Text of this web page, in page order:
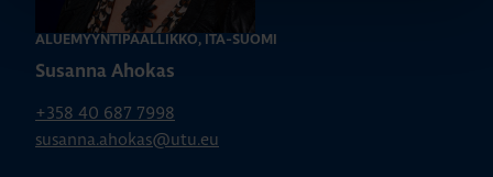
ALUEMYYNTIPÄÄLLIKKÖ, ITÄ-SUOMI
Susanna Ahokas
+358 40 687 7998
susanna.ahokas@utu.eu